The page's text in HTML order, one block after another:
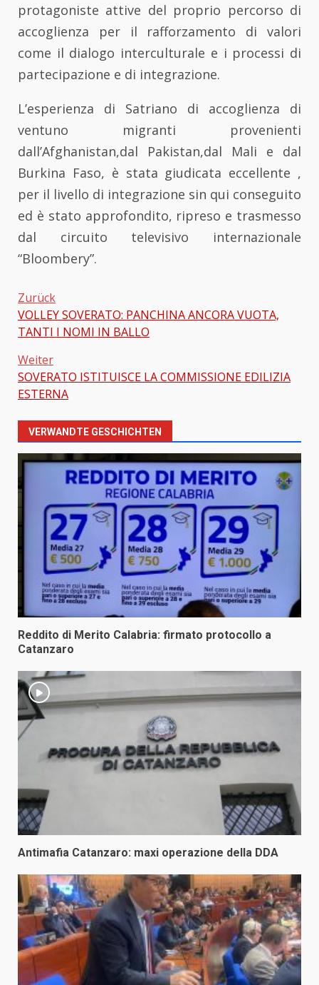
protagoniste attive del proprio percorso di
accoglienza per il rafforzamento di valori
come il dialogo interculturale e i processi di
partecipazione e di integrazione.
L’esperienza di Satriano di accoglienza di
ventuno migranti provenienti
dall’Afghanistan,dal Pakistan,dal Mali e dal
Burkina Faso, è stata giudicata eccellente ,
per il livello di integrazione sin qui conseguito
ed è stato approfondito, ripreso e trasmesso
dal circuito televisivo internazionale
“Bloombery”.
Beitragsnavigation
Zurück
VOLLEY SOVERATO: PANCHINA ANCORA VUOTA,
TANTI I NOMI IN BALLO
Weiter
SOVERATO ISTITUISCE LA COMMISSIONE EDILIZIA
ESTERNA
VERWANDTE GESCHICHTEN
Reddito di Merito Calabria: firmato protocollo a
Catanzaro
Antimafia Catanzaro: maxi operazione della DDA